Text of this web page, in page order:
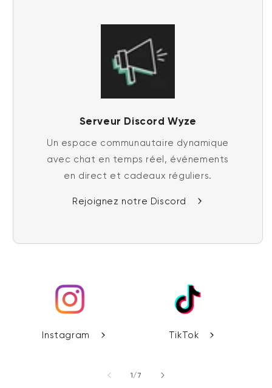
Serveur Discord Wyze
Un espace communautaire dynamique
avec chat en temps réel, événements
en direct et cadeaux réguliers.
Rejoignez notre Discord
Instagram TikTok
1/de
7